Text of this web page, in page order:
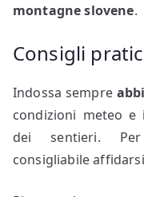
montagne slovene.
Consigli
Indossa sempre
condizioni meteo
dei sentieri.
consigliabile